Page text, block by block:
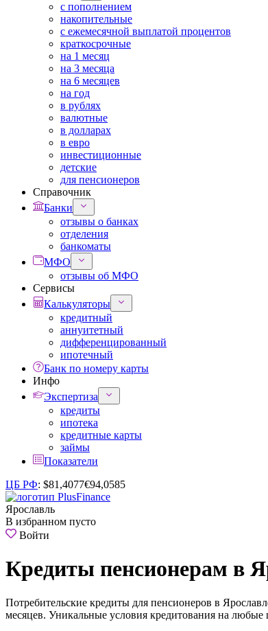
с пополнением
накопительные
с ежемесячной выплатой процентов
краткосрочные
на 1 месяц
на 3 месяца
на 6 месяцев
на год
в рублях
валютные
в долларах
в евро
инвестиционные
детские
для пенсионеров
Справочник
Банки
отзывы о банках
отделения
банкоматы
МФО
отзывы об МФО
Сервисы
Калькуляторы
кредитный
аннуитетный
дифференцированный
ипотечный
Банк по номеру карты
Инфо
Экспертиза
кредиты
ипотека
кредитные карты
займы
Показатели
ЦБ РФ: $81,4077€94,0585
Ярославль
В избранном пусто
Войти
Кредиты пенсионерам в
Потребительские кредиты для пенсионеров в
месяцев. Уникальные условия кредитования на любые